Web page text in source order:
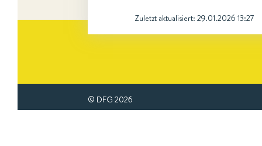
Zuletzt aktualisiert: 29.01.2026 13:27
© DFG 2026